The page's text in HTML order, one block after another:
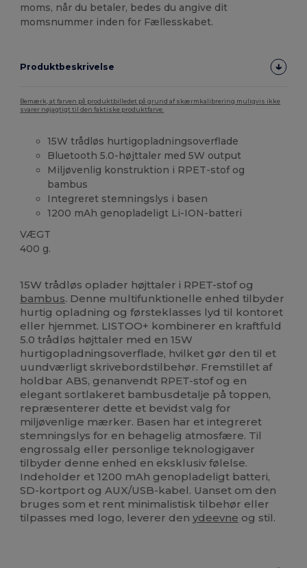
moms, når du betaler, bedes du angive dit
momsnummer inden for Fællesskabet.
Produktbeskrivelse
Bemærk, at farven på produktbilledet på grund af skærmkalibrering muligvis ikke
svarer nøjagtigt til den faktiske produktfarve.
15W trådløs hurtigopladningsoverflade
Bluetooth 5.0-højttaler med 5W output
Miljøvenlig konstruktion i RPET-stof og
bambus
Integreret stemningslys i basen
1200 mAh genopladeligt Li-ION-batteri
VÆGT
400 g.
15W trådløs oplader højttaler i RPET-stof og
bambus. Denne multifunktionelle enhed tilbyder
hurtig opladning og førsteklasses lyd til kontoret
eller hjemmet. LISTOO+ kombinerer en kraftfuld
5.0 trådløs højttaler med en 15W
hurtigopladningsoverflade, hvilket gør den til et
uundværligt skrivebordstilbehør. Fremstillet af
holdbar ABS, genanvendt RPET-stof og en
elegant sortlakeret bambusdetalje på toppen,
repræsenterer dette et bevidst valg for
miljøvenlige mærker. Basen har et integreret
stemningslys for en behagelig atmosfære. Til
engrossalg eller personlige teknologigaver
tilbyder denne enhed en eksklusiv følelse.
Indeholder et 1200 mAh genopladeligt batteri,
SD-kortport og AUX/USB-kabel. Uanset om den
bruges som et rent minimalistisk tilbehør eller
tilpasses med logo, leverer denydeevne og stil.